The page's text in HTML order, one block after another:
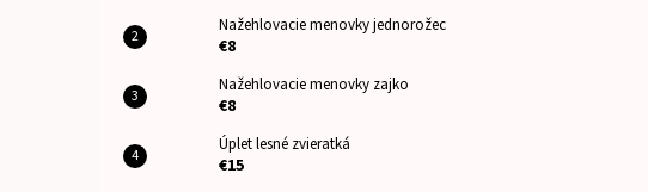
Nažehlovacie menovky jednorožec
€8
Nažehlovacie menovky zajko
€8
Úplet lesné zvieratká
€15